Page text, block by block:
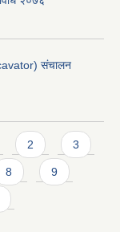
संचालन
2 3
8 9